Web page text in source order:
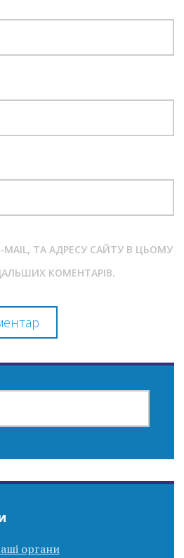
MAIL, ТА АДРЕСУ САЙТУ В ЦЬОМУ
КОМЕНТАРІВ.
органи